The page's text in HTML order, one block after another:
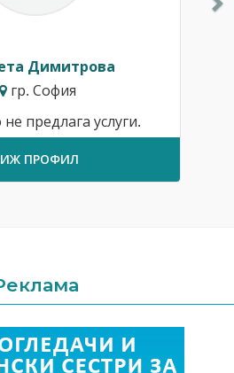
Димитрова
гр. София
предлага услуги.
ПРОФИЛ